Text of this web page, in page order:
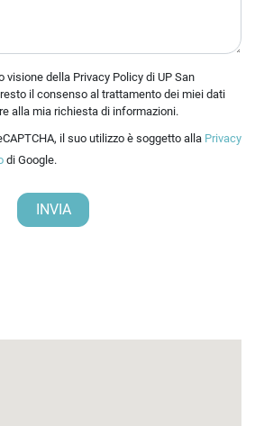
visione della Privacy Policy di UP San
il consenso al trattamento dei miei dati
alla mia richiesta di informazioni.
il suo utilizzo è soggetto alla Privacy
di Google.
INVIA